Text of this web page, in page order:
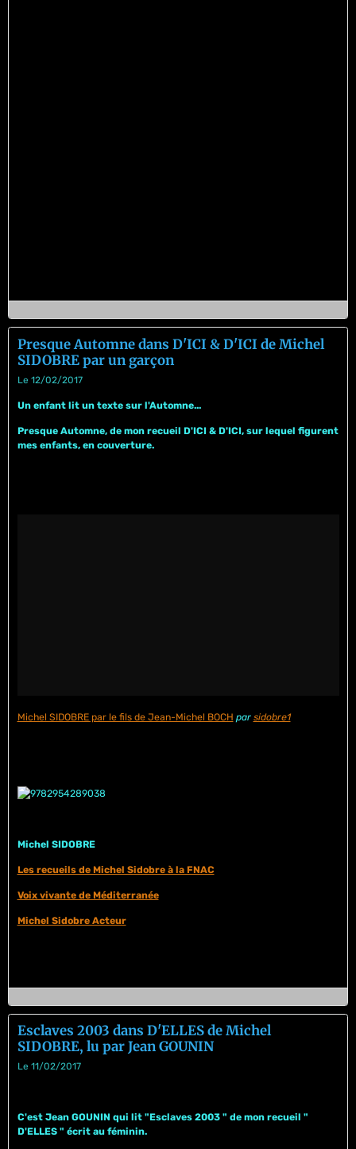
Presque Automne dans D'ICI & D'ICI de Michel
SIDOBRE par un garçon
Le 12/02/2017
Un enfant lit un texte sur l'Automne...
Presque Automne, de mon recueil D'ICI & D'ICI, sur lequel figurent
mes enfants, en couverture.
Michel SIDOBRE par le fils de Jean-Michel BOCH par sidobre1
Michel SIDOBRE
Les recueils de Michel Sidobre à la FNAC
Voix vivante de Méditerranée
Michel Sidobre Acteur
Esclaves 2003 dans D'ELLES de Michel
SIDOBRE, lu par Jean GOUNIN
Le 11/02/2017
C'est Jean GOUNIN qui lit "Esclaves 2003 " de mon recueil "
D'ELLES " écrit au féminin.